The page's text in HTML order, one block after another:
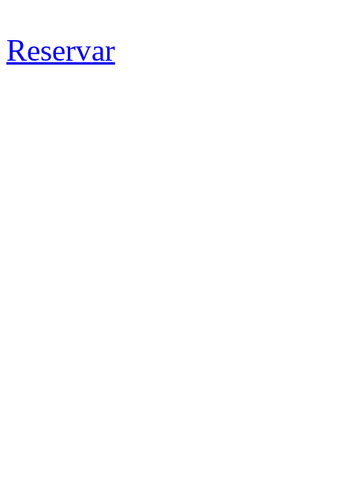
Reservar